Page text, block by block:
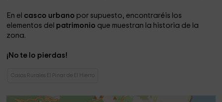
En el casco urbano por supuesto, encontraréis los
elementos del patrimonio que muestran la historia de la
zona.
¡No te lo pierdas!
Casas Rurales El Pinar de El Hierro